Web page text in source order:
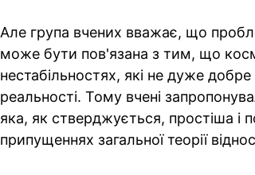
Але група вчених вважає, що
може бути пов'язана з тим, що
нестабільностях, які не дуже
реальності. Тому вчені
яка, як стверджується, простіша і
припущеннях загальної теорії